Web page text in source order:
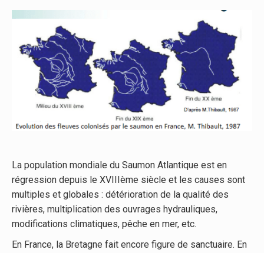
La population mondiale du Saumon Atlantique est en
régression depuis le XVIIIème siècle et les causes sont
multiples et globales : détérioration de la qualité des
rivières, multiplication des ouvrages hydrauliques,
modifications climatiques, pêche en mer, etc.
En France, la Bretagne fait encore figure de sanctuaire. En